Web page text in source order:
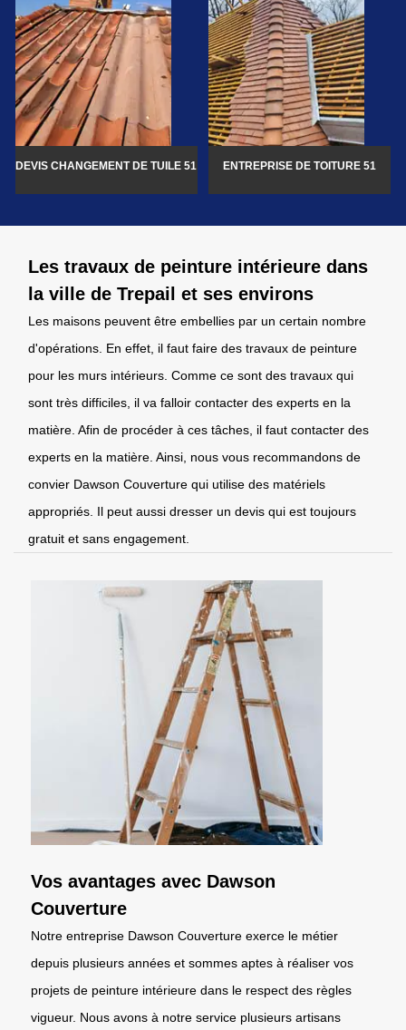
DEVIS CHANGEMENT DE TUILE 51 ENTREPRISE DE TOITURE 51
Les travaux de peinture intérieure dans
la ville de Trepail et ses environs
Les maisons peuvent être embellies par un certain nombre
d'opérations. En effet, il faut faire des travaux de peinture
pour les murs intérieurs. Comme ce sont des travaux qui
sont très difficiles, il va falloir contacter des experts en la
matière. Afin de procéder à ces tâches, il faut contacter des
experts en la matière. Ainsi, nous vous recommandons de
convier Dawson Couverture qui utilise des matériels
appropriés. Il peut aussi dresser un devis qui est toujours
gratuit et sans engagement.
Vos avantages avec Dawson
Couverture
Notre entreprise Dawson Couverture exerce le métier
depuis plusieurs années et sommes aptes à réaliser vos
projets de peinture intérieure dans le respect des règles
vigueur. Nous avons à notre service plusieurs artisans